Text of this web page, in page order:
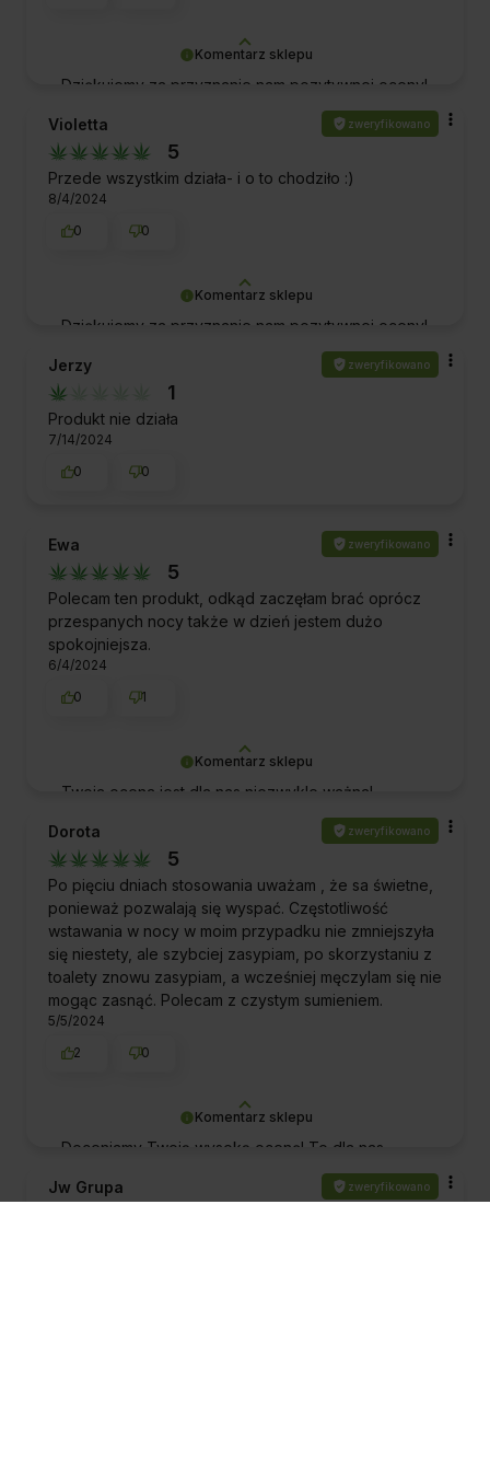
Komentarz sklepu
Dziękujemy za przyznanie nam pozytywnej oceny!
To dla nas ogromne wyróżnienie i motywacja do
dalszej doskonałej obsługi. Pozdrawiamy!
Komentarz sklepu
Dziękujemy za przyznanie nam pozytywnej oceny!
To dla nas ogromne wyróżnienie i motywacja do
dalszej doskonałej obsługi. Pozdrawiamy!
Violetta zweryfikowano
5
Przede wszystkim działa- i o to chodziło :)
8/4/2024
0
0
Jerzy zweryfikowano
1
Produkt nie działa
7/14/2024
0
0
Komentarz sklepu
Twoja ocena jest dla nas niezwykle ważna!
Dziękujemy Ci za docenienie naszych produktów i
zaufanie, jakim zostaliśmy przez Ciebie obdarzeni.
Pozdrawiamy!
Ewa zweryfikowano
5
Polecam ten produkt, odkąd zaczęłam brać oprócz
przespanych nocy także w dzień jestem dużo
spokojniejsza.
6/4/2024
0
1
Komentarz sklepu
Doceniamy Twoją wysoką ocenę! To dla nas
ogromna motywacja do kontynuowania naszej
misji - dostarczania najlepszych produktów, które
Dorota zweryfikowano
5
Po pięciu dniach stosowania uważam , że sa świetne,
ponieważ pozwalają się wyspać. Częstotliwość
wstawania w nocy w moim przypadku nie zmniejszyła
się niestety, ale szybciej zasypiam, po skorzystaniu z
toalety znowu zasypiam, a wcześniej męczylam się nie
mogąc zasnąć. Polecam z czystym sumieniem.
5/5/2024
2
0
Jw Grupa zweryfikowano